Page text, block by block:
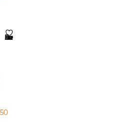
Añadir a la lista de deseos